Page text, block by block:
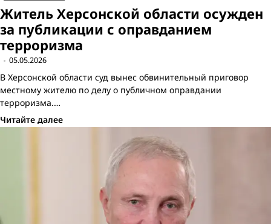
Житель Херсонской области осужден
за публикации с оправданием
терроризма
05.05.2026
В Херсонской области суд вынес обвинительный приговор
местному жителю по делу о публичном оправдании
терроризма.…
Читайте далее